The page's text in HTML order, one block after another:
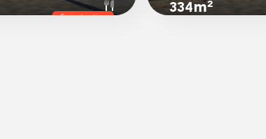
En instruction
334m²